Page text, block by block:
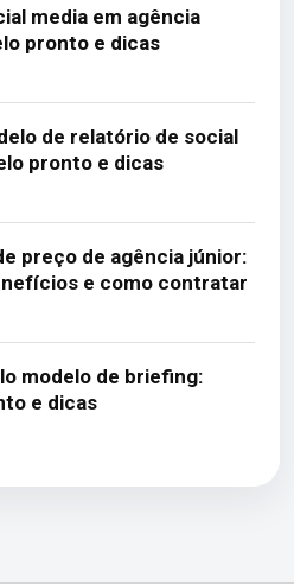
media em agência
pronto e dicas
de relatório de social
pronto e dicas
preço de agência júnior:
e como contratar
modelo de briefing:
e dicas